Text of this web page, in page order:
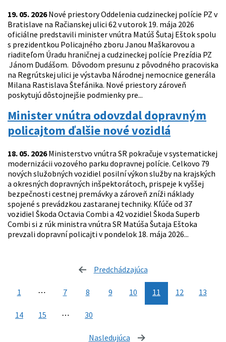
19. 05. 2026Nové priestory Oddelenia cudzineckej polície PZ v
Bratislave na Račianskej ulici 62 v utorok 19. mája 2026
oficiálne predstavili minister vnútra Matúš Šutaj Eštok spolu
s prezidentkou Policajného zboru Janou Maškarovou a
riaditeľom Úradu hraničnej a cudzineckej polície Prezídia PZ
Jánom Dudášom. Dôvodom presunu z pôvodného pracoviska
na Regrútskej ulici je výstavba Národnej nemocnice generála
Milana Rastislava Štefánika. Nové priestory zároveň
poskytujú dôstojnejšie podmienky pre...
Minister vnútra odovzdal dopravným
policajtom ďalšie nové vozidlá
18. 05. 2026Ministerstvo vnútra SR pokračuje v systematickej
modernizácii vozového parku dopravnej polície. Celkovo 79
nových služobných vozidiel posilní výkon služby na krajských
a okresných dopravných inšpektorátoch, prispeje k vyššej
bezpečnosti cestnej premávky a zároveň zníži náklady
spojené s prevádzkou zastaranej techniky. Kľúče od 37
vozidiel Škoda Octavia Combi a 42 vozidiel Škoda Superb
Combi si z rúk ministra vnútra SR Matúša Šutaja Eštoka
prevzali dopravní policajti v pondelok 18. mája 2026...
Predchádzajúca
1 ⋯ 7 8 9 10 11 12 13
14 15 ⋯ 30
Nasledujúca stránka